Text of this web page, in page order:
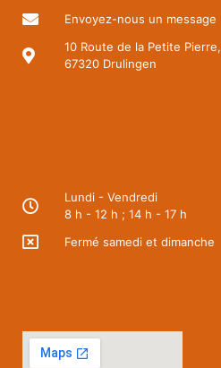
Envoyez-nous un message
10 Route de la Petite Pierre,
67320 Drulingen
Lundi - Vendredi
8 h - 12 h ; 14 h - 17 h
Fermé samedi et dimanche